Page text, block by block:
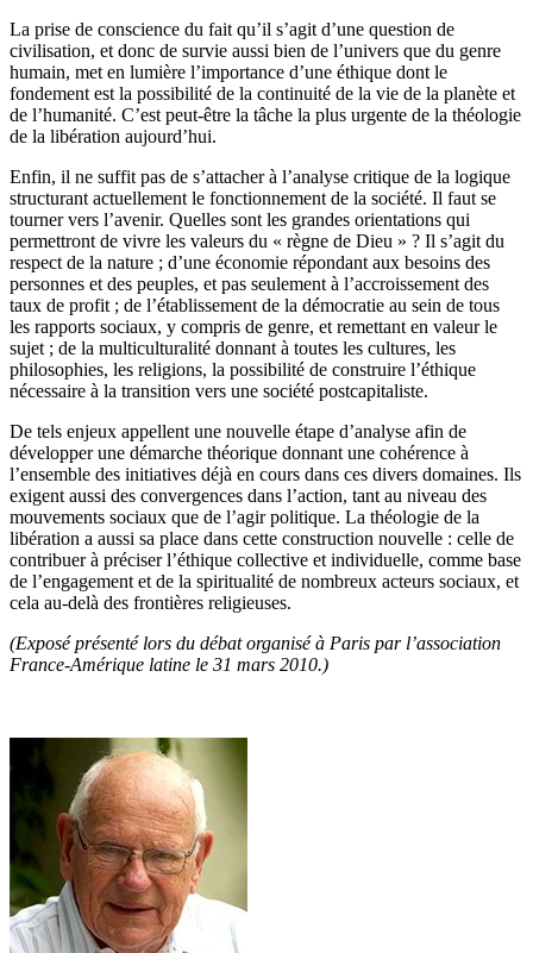
La prise de conscience du fait qu’il s’agit d’une question de
civilisation, et donc de survie aussi bien de l’univers que du genre
humain, met en lumière l’importance d’une éthique dont le
fondement est la possibilité de la continuité de la vie de la planète et
de l’humanité. C’est peut-être la tâche la plus urgente de la théologie
de la libération aujourd’hui.
Enfin, il ne suffit pas de s’attacher à l’analyse critique de la logique
structurant actuellement le fonctionnement de la société. Il faut se
tourner vers l’avenir. Quelles sont les grandes orientations qui
permettront de vivre les valeurs du « règne de Dieu » ? Il s’agit du
respect de la nature ; d’une économie répondant aux besoins des
personnes et des peuples, et pas seulement à l’accroissement des
taux de profit ; de l’établissement de la démocratie au sein de tous
les rapports sociaux, y compris de genre, et remettant en valeur le
sujet ; de la multiculturalité donnant à toutes les cultures, les
philosophies, les religions, la possibilité de construire l’éthique
nécessaire à la transition vers une société postcapitaliste.
De tels enjeux appellent une nouvelle étape d’analyse afin de
développer une démarche théorique donnant une cohérence à
l’ensemble des initiatives déjà en cours dans ces divers domaines. Ils
exigent aussi des convergences dans l’action, tant au niveau des
mouvements sociaux que de l’agir politique. La théologie de la
libération a aussi sa place dans cette construction nouvelle : celle de
contribuer à préciser l’éthique collective et individuelle, comme base
de l’engagement et de la spiritualité de nombreux acteurs sociaux, et
cela au-delà des frontières religieuses.
(Exposé présenté lors du débat organisé à Paris par l’association
France-Amérique latine le 31 mars 2010.)